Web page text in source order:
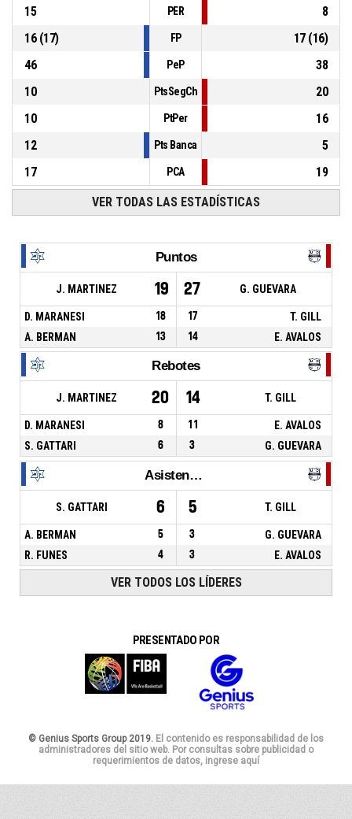
15
PER
8
16(17) FP 17(16)
46
PeP
38
10
PtsSegCh
20
10
PtPer
16
12
Pts Banca
5
17
PCA 19
VER TODAS LAS ESTADÍSTICAS
Puntos
J. MARTINEZ 19 27 G. GUEVARA
D. MARANESI 18 17
T. GILL
A. BERMAN
13 14 E. AVALOS
Rebotes
J. MARTINEZ 20 14 T. GILL
D. MARANESI 8 11
E. AVALOS
S. GATTARI
6 3 G. GUEVARA
Asistencias
S. GATTARI 6 5 T. GILL
A. BERMAN 5 3
G. GUEVARA
R. FUNES
4 3 E. AVALOS
VER TODOS LOS LÍDERES
PRESENTADO POR
© Genius Sports Group 2019. El contenido es responsabilidad de los
administradores del sitio web. Por consultas sobre publicidad o
requerimientos de datos, ingrese aquí